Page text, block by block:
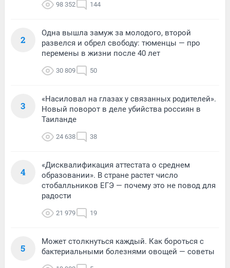
98 352 144
2
Одна вышла замуж за молодого, второй
развелся и обрел свободу: тюменцы — про
перемены в жизни после 40 лет
30 809 50
3
«Насиловал на глазах у связанных родителей».
Новый поворот в деле убийства россиян в
Таиланде
24 638 38
4
«Дисквалификация аттестата о среднем
образовании». В стране растет число
стобалльников ЕГЭ — почему это не повод для
радости
21 979 19
5
Может столкнуться каждый. Как бороться с
бактериальными болезнями овощей — советы